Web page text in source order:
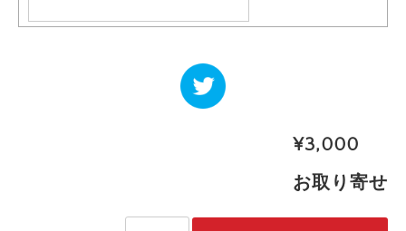
ツイー
ト
¥3,000
お取り寄せ